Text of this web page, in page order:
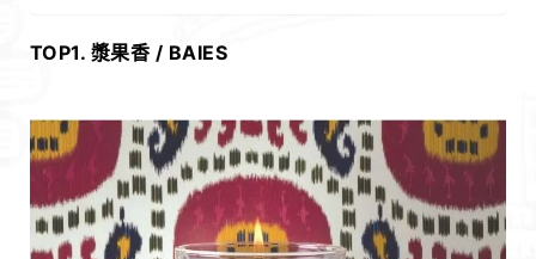
TOP1. 漿果香 / BAIES